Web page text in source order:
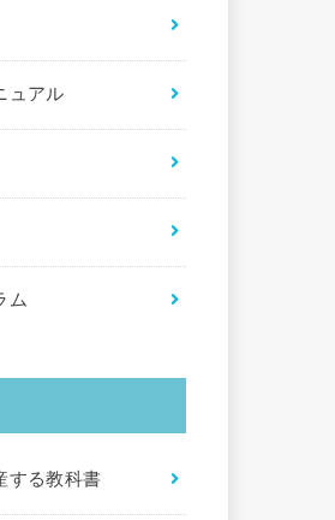
ュアル
ム
する教科書